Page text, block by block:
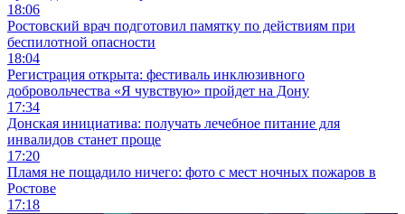
18:06
Ростовский врач подготовил памятку по действиям при
беспилотной опасности
18:04
Регистрация открыта: фестиваль инклюзивного
добровольчества «Я чувствую» пройдет на Дону
17:34
Донская инициатива: получать лечебное питание для
инвалидов станет проще
17:20
Пламя не пощадило ничего: фото с мест ночных пожаров в
Ростове
17:18